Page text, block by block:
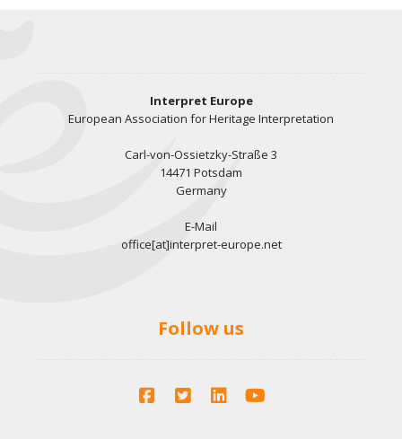
Interpret Europe
European Association for Heritage Interpretation
Carl-von-Ossietzky-Straße 3
14471 Potsdam
Germany
E-Mail
office[at]interpret-europe.net
Follow us